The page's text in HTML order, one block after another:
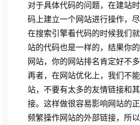
对于具体代码的问题，在建站
码上建立一个网站进行操作，尽
在搜索引擎看代码的时候我们
站的代码也是一样的，结果你
网站，你的网站排名肯定好不多
再者，在网站优化上，我们不
站，不要有太多的友情链接和
接。这样做很容易影响网站的
频繁操作网站的外部链接，所